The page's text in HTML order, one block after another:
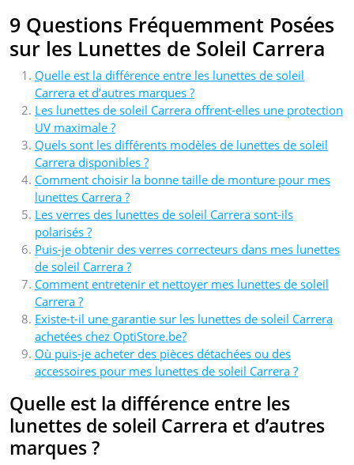
9 Questions Fréquemment Posées
sur les Lunettes de Soleil Carrera
Quelle est la différence entre les lunettes de soleil
Carrera et d’autres marques ?
Les lunettes de soleil Carrera offrent-elles une protection
UV maximale ?
Quels sont les différents modèles de lunettes de soleil
Carrera disponibles ?
Comment choisir la bonne taille de monture pour mes
lunettes Carrera ?
Les verres des lunettes de soleil Carrera sont-ils
polarisés ?
Puis-je obtenir des verres correcteurs dans mes lunettes
de soleil Carrera ?
Comment entretenir et nettoyer mes lunettes de soleil
Carrera ?
Existe-t-il une garantie sur les lunettes de soleil Carrera
achetées chez OptiStore.be?
Où puis-je acheter des pièces détachées ou des
accessoires pour mes lunettes de soleil Carrera ?
Quelle est la différence entre les
lunettes de soleil Carrera et d’autres
marques ?